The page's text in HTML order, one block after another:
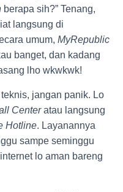
berapa sih?” Tenang,
langsung di
umum, MyRepublic
banget, dan kadang
lho wkwkwk!
jangan panik. Lo
Centeratau langsung
Hotline. Layanannya
sampe seminggu
lo aman bareng